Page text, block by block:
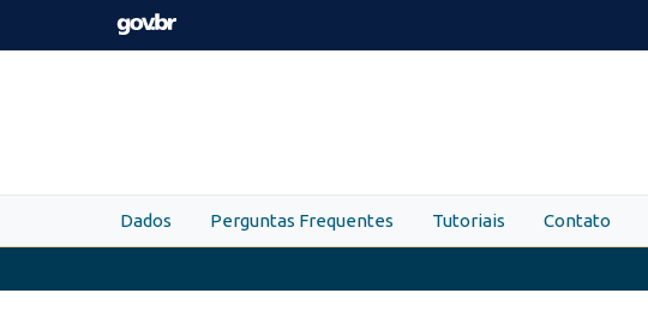
Skip to main content
Dados Perguntas Frequentes Tutoriais Contato